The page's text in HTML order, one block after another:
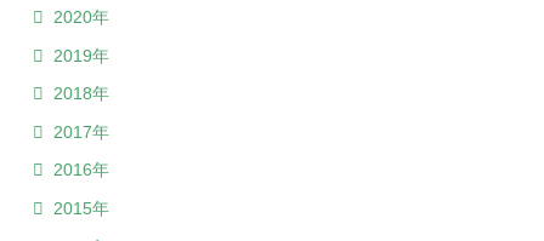
2020年
2019年
2018年
2017年
2016年
2015年